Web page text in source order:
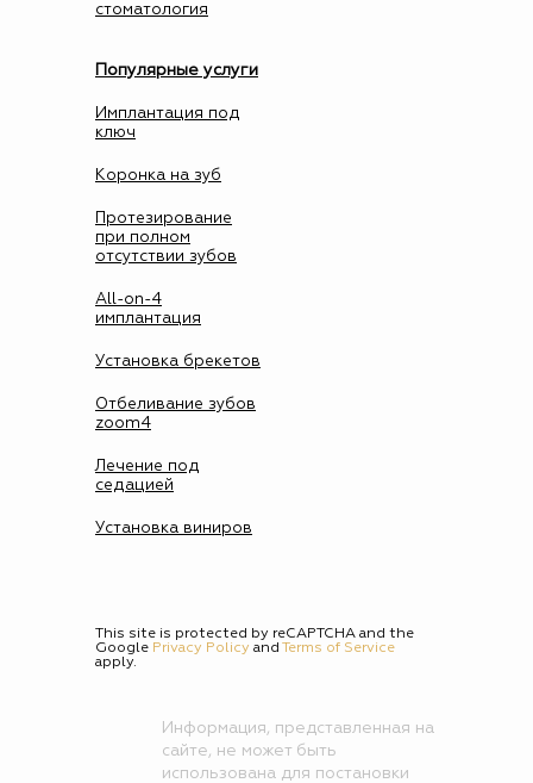
Популярные услуги
Имплантация под
ключ
Коронка на зуб
Протезирование
при полном
отсутствии зубов
All-on-4
имплантация
Установка брекетов
Отбеливание зубов
zoom4
Лечение под
седацией
Установка виниров
стоматология
This site is protected by reCAPTCHA and the
Google Privacy Policy and Terms of Service
apply.
Информация, представленная на
сайте, не может быть
использована для постановки